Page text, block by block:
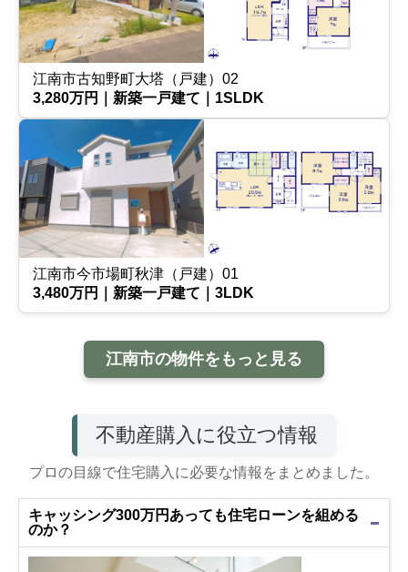
江南市古知野町大塔（戸建）02
3,280万円｜新築一戸建て｜1SLDK
江南市今市場町秋津（戸建）01
3,480万円｜新築一戸建て｜3LDK
江南市の物件をもっと見る
不動産購入に役立つ情報
プロの目線で住宅購入に必要な情報をまとめました。
キャッシング300万円あっても住宅ローンを組める
のか？